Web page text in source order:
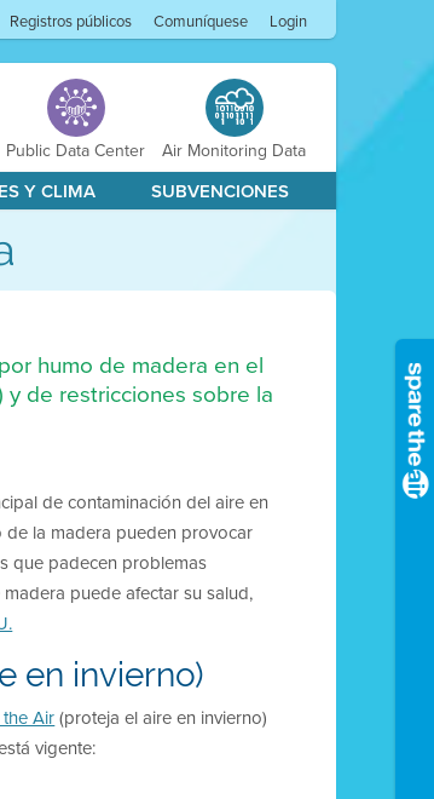
Registros públicos Comuníquese Login
Public Data Center Air Monitoring Data
Y CLIMA SUBVENCIONES
humo de madera en el
de restricciones sobre la
de contaminación del aire en
de la madera pueden provocar
que padecen problemas
puede afectar su salud,
en invierno)
Air(proteja el aire en invierno)
vigente: